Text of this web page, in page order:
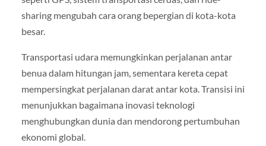
sharing mengubah cara orang bepergian di kota-kota
besar.
Transportasi udara memungkinkan perjalanan antar
benua dalam hitungan jam, sementara kereta cepat
mempersingkat perjalanan darat antar kota. Transisi ini
menunjukkan bagaimana inovasi teknologi
menghubungkan dunia dan mendorong pertumbuhan
ekonomi global.